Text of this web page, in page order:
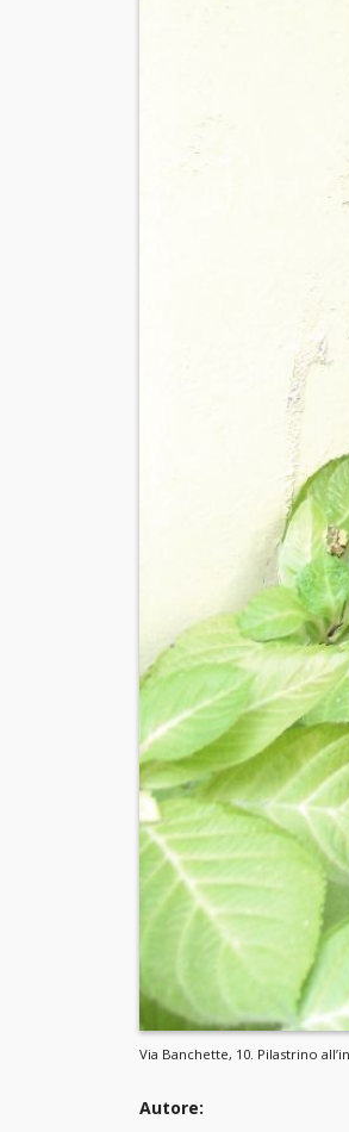
Via Banchette, 10. Pilastrino
Autore: